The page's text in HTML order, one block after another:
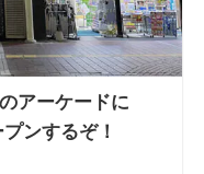
アーケードに
ンするぞ！